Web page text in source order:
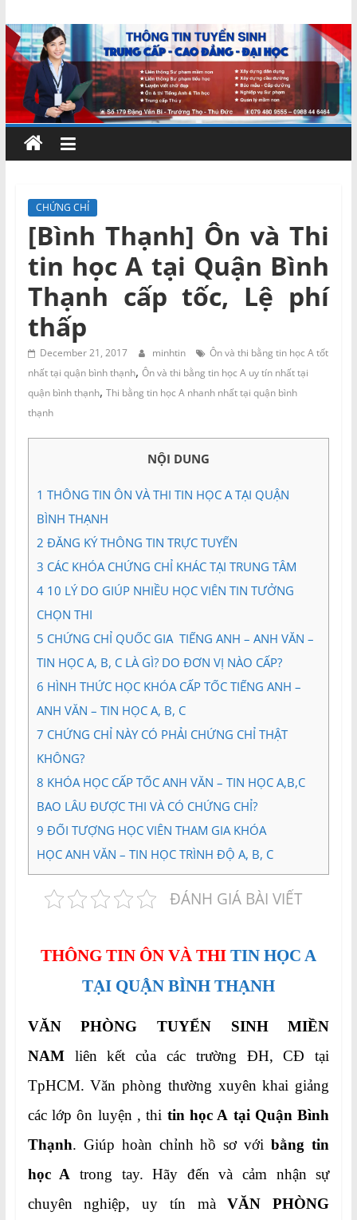
to
content
Chứng
chỉ
ngắn
hạn
–
MIENNAM
Education
Đào
và
Tư
vấn
Miền
Nam
CHỨNG CHỈ
[Bình Thạnh] Ôn và Thi
tin học A tại Quận Bình
Thạnh cấp tốc, Lệ phí
thấp
December 21, 2017 minhtin
Ôn và thi bằng tin học A tốt
nhất tại quận bình thạnh, Ôn và thi bằng tin học A uy tín nhất tại
quận bình thạnh, Thi bằng tin học A nhanh nhất tại quận bình
thạnh
NỘI DUNG
1 THÔNG TIN ÔN VÀ THI TIN HỌC A TẠI QUẬN
BÌNH THẠNH
2 ĐĂNG KÝ THÔNG TIN TRỰC TUYẾN
3 CÁC KHÓA CHỨNG CHỈ KHÁC TẠI TRUNG TÂM
410 LÝ DO GIÚP NHIỀU HỌC VIÊN TIN TƯỞNG
CHỌN THI
5 CHỨNG CHỈ QUỐC GIA TIẾNG ANH – ANH VĂN –
TIN HỌC A, B, C LÀ GÌ? DO ĐƠN VỊ NÀO CẤP?
6 HÌNH THỨC HỌC KHÓA CẤP TỐC TIẾNG ANH –
ANH VĂN – TIN HỌC A, B, C
7 CHỨNG CHỈ NÀY CÓ PHẢI CHỨNG CHỈ THẬT
KHÔNG?
8 KHÓA HỌC CẤP TỐC ANH VĂN – TIN HỌC A,B,C
BAO LÂU ĐƯỢC THI VÀ CÓ CHỨNG CHỈ?
9 ĐỐI TƯỢNG HỌC VIÊN THAM GIA KHÓA
HỌC ANH VĂN – TIN HỌC TRÌNH ĐỘ A, B, C
ĐÁNH GIÁ BÀI VIẾT
THÔNG TIN ÔN VÀ THI TIN HỌC A
TẠI QUẬN BÌNH THẠNH
VĂN PHÒNG TUYỂN SINH MIỀN
NAMliên kết của các trường ĐH, CĐ tại
TpHCM. Văn phòng thường xuyên khai giảng
các lớp ôn luyện , thi tin học A tại Quận Bình
Thạnh. Giúp hoàn chỉnh hồ sơ vớibằng tin
học A trong tay. Hãy đến và cảm nhận sự
chuyên nghiệp, uy tín màVĂN PHÒNG